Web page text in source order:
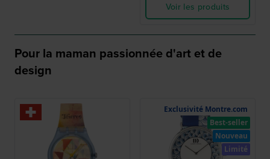
Voir les produits
Pour la maman passionnée d'art et de
design
Exclusivité Montre.com
Best-seller
Nouveau
Limité